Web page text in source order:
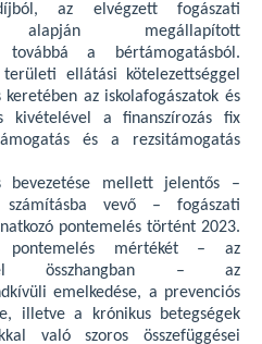
az elvégzett fogászati
alapján megállapított
továbbá a bértámogatásból.
ellátási kötelezettséggel
az iskolafogászatok és
kivételével a finanszírozás fix
és a rezsitámogatás
bevezetése mellett jelentős –
számításba vevő – fogászati
pontemelés történt 2023.
mértékét – az
összhangban – az
emelkedése, a prevenciós
illetve a krónikus betegségek
való szoros összefüggései